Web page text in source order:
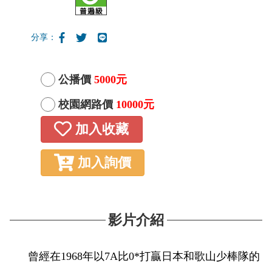
分享：
公播價 5000元
校園網路價 10000元
加入收藏
加入詢價
影片介紹
曾經在1968年以7A比0*打贏日本和歌山少棒隊的